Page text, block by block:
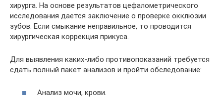
хирурга. На основе результатов цефалометрического
исследования дается заключение о проверке окклюзии
зубов. Если смыкание неправильное, то проводится
хирургическая коррекция прикуса.
Для выявления каких-либо противопоказаний требуется
сдать полный пакет анализов и пройти обследование:
Анализ мочи, крови.